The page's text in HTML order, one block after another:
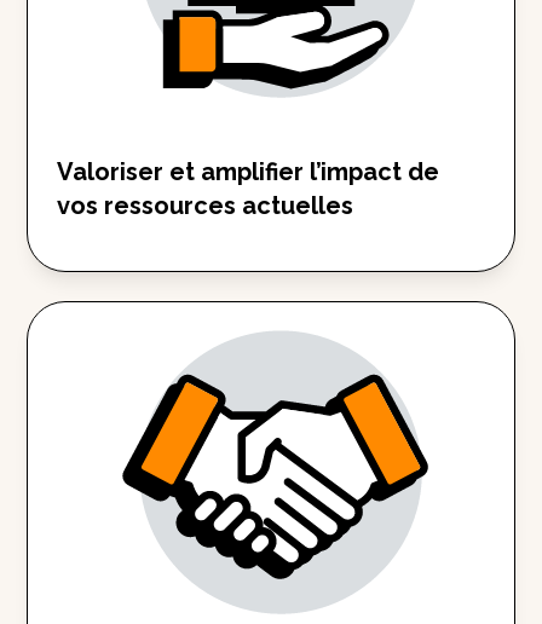
Valoriser et amplifier l’impact de
vos ressources actuelles